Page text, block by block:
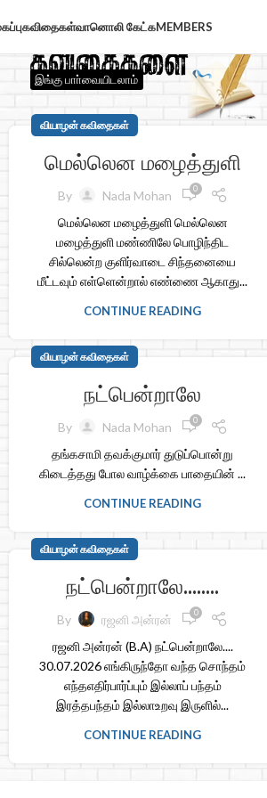
கவிதைகள்வானொலி கேட்கMEMBERS
இங்கு பாா்வையிடலாம்
வியாழன் கவிதைகள்
மெல்லென மழைத்துளி
By Nada Mohan 0
மெல்லென மழைத்துளி மெல்லென
மழைத்துளி மண்ணிலே பொழிந்திட
சில்லென்ற குளிர்வாடை சிந்தனையை
மீட்டவும் எள்ளென்றால் எண்ணை ஆகாது...
CONTINUE READING
வியாழன் கவிதைகள்
நட்பென்றாலே
By Nada Mohan 0
தங்கசாமி தவக்குமார் துடுப்பொன்று
கிடைத்தது போல வாழ்க்கை பாதையின் ...
CONTINUE READING
வியாழன் கவிதைகள்
நட்பென்றாலே……..
By ரஜனி அன்ரன் 0
ரஜனி அன்ரன் (B.A) நட்பென்றாலே....
30.07.2026 எங்கிருந்தோ வந்த சொந்தம்
எந்தஎதிர்பார்ப்பும் இல்லாப் பந்தம்
இரத்தபந்தம் இல்லாஉறவு இருளில்...
CONTINUE READING